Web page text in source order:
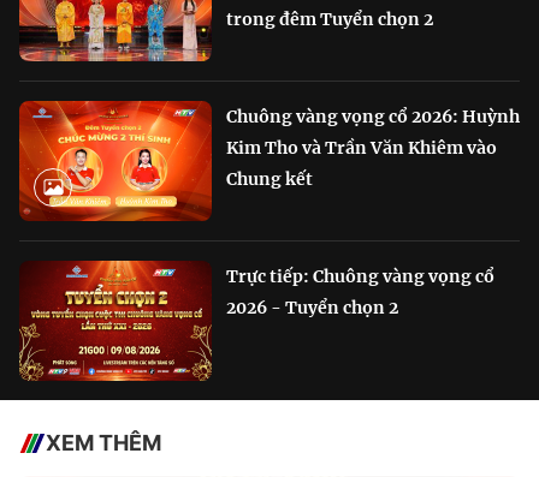
trong đêm Tuyển chọn 2
Chuông vàng vọng cổ 2026: Huỳnh
Kim Tho và Trần Văn Khiêm vào
Chung kết
Trực tiếp: Chuông vàng vọng cổ
2026 - Tuyển chọn 2
XEM THÊM